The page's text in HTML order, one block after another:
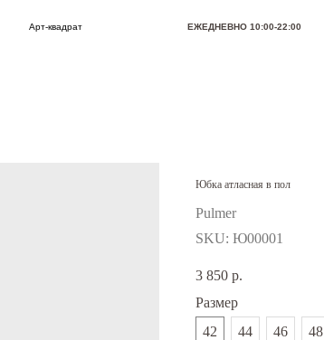
ЕЖЕДНЕВНО 10:00-22:00
Юбка атласная в пол
Pulmer
SKU: Ю00001
3 850 р.
Размер
42
44 46 48